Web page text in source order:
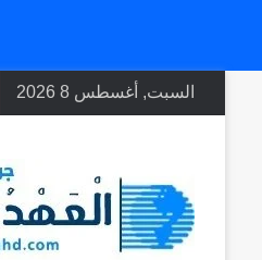
السبت, أغسطس 8 2026